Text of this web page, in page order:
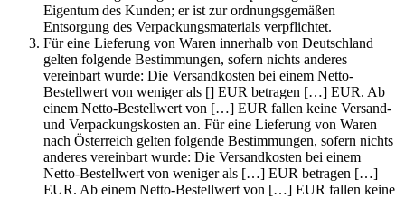
Eigentum des Kunden; er ist zur ordnungsgemäßen
Entsorgung des Verpackungsmaterials verpflichtet.
Für eine Lieferung von Waren innerhalb von Deutschland
gelten folgende Bestimmungen, sofern nichts anderes
vereinbart wurde: Die Versandkosten bei einem Netto-
Bestellwert von weniger als [] EUR betragen […] EUR. Ab
einem Netto-Bestellwert von […] EUR fallen keine Versand-
und Verpackungskosten an. Für eine Lieferung von Waren
nach Österreich gelten folgende Bestimmungen, sofern nichts
anderes vereinbart wurde: Die Versandkosten bei einem
Netto-Bestellwert von weniger als […] EUR betragen […]
EUR. Ab einem Netto-Bestellwert von […] EUR fallen keine